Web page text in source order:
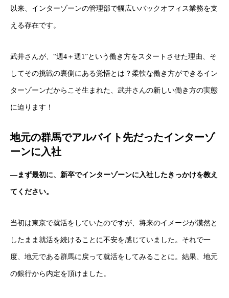
以来、インターゾーンの管理部で幅広いバックオフィス業務を支
える存在です。
武井さんが、“週4＋週1”という働き方をスタートさせた理由、そ
してその挑戦の裏側にある覚悟とは？柔軟な働き方ができるイン
ターゾーンだからこそ生まれた、武井さんの新しい働き方の実態
に迫ります！
地元の群馬でアルバイト先だったインターゾ
ーンに入社
―まず最初に、新卒でインターゾーンに入社したきっかけを教え
てください。
当初は東京で就活をしていたのですが、将来のイメージが漠然と
したまま就活を続けることに不安を感じていました。それで一
度、地元である群馬に戻って就活をしてみることに。結果、地元
の銀行から内定を頂けました。